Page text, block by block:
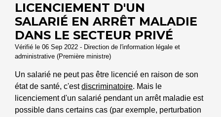
LICENCIEMENT D'UN
SALARIÉ EN ARRÊT MALADIE
DANS LE SECTEUR PRIVÉ
Vérifié le 06 Sep 2022 - Direction de l'information légale et
administrative (Première ministre)
Un salarié ne peut pas être licencié en raison de son
état de santé, c'estdiscriminatoire. Mais le
licenciement d'un salarié pendant un arrêt maladie est
possible dans certains cas (par exemple, perturbation